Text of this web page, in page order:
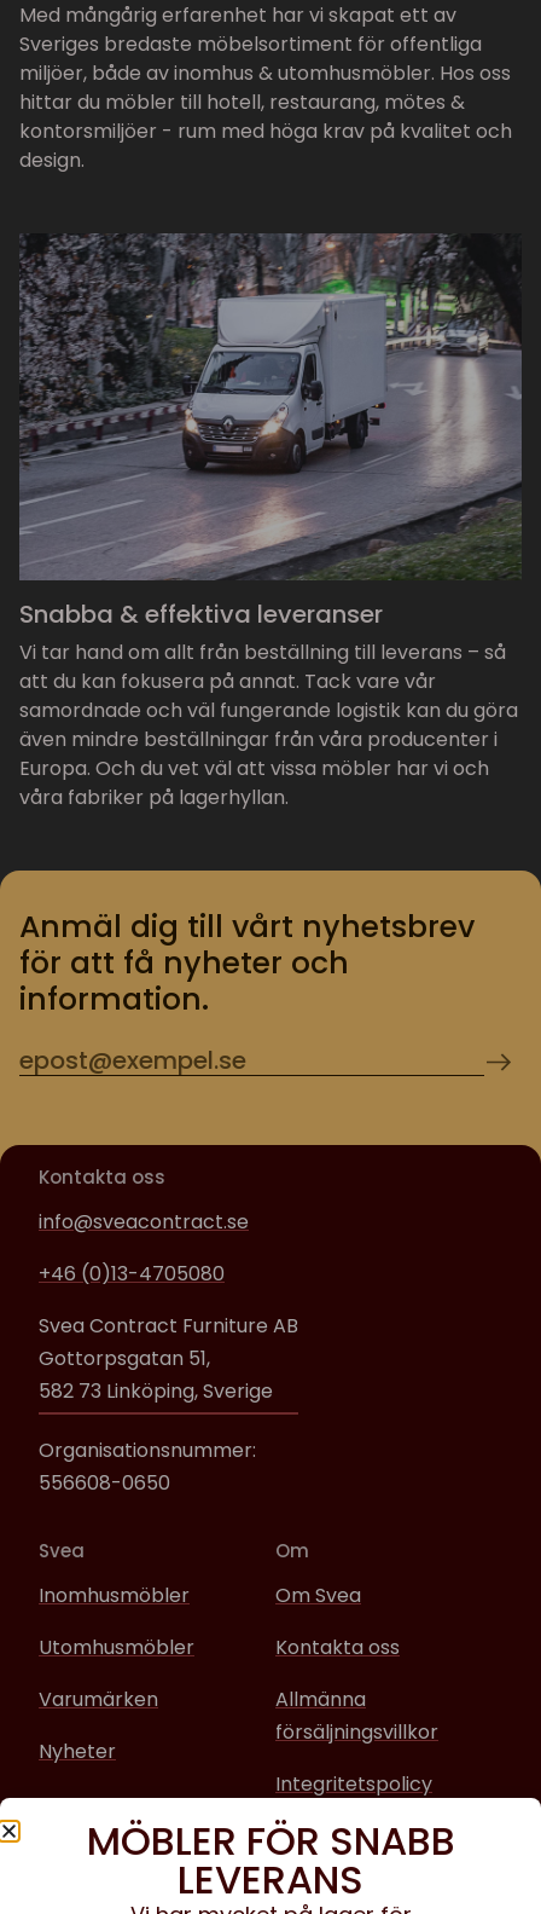
Med mångårig erfarenhet har vi skapat ett av
Sveriges bredaste möbelsortiment för offentliga
miljöer, både av inomhus & utomhusmöbler. Hos oss
hittar du möbler till hotell, restaurang, mötes &
kontorsmiljöer - rum med höga krav på kvalitet och
design.
Snabba & effektiva leveranser
Vi tar hand om allt från beställning till leverans – så
att du kan fokusera på annat. Tack vare vår
samordnade och väl fungerande logistik kan du göra
även mindre beställningar från våra producenter i
Europa. Och du vet väl att vissa möbler har vi och
våra fabriker på lagerhyllan.
Anmäl dig till vårt nyhetsbrev
för att få nyheter och
information.
Kontakta oss
info@sveacontract.se
+46 (0)13-4705080
Svea Contract Furniture AB
Gottorpsgatan 51,
582 73 Linköping, Sverige
Organisationsnummer:
556608-0650
Svea
Inomhusmöbler
Utomhusmöbler
Varumärken
Nyheter
Om
Om Svea
Kontakta oss
Allmänna
försäljningsvillkor
Integritetspolicy
Sociala media
Facebook
MÖBLER FÖR SNABB
LEVERANS